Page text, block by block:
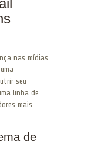
nas mídias
seu
linha de
mais
de